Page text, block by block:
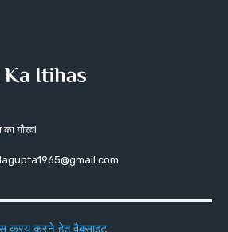
का गौरव!
क्रय करने हेतु वैबसाइट